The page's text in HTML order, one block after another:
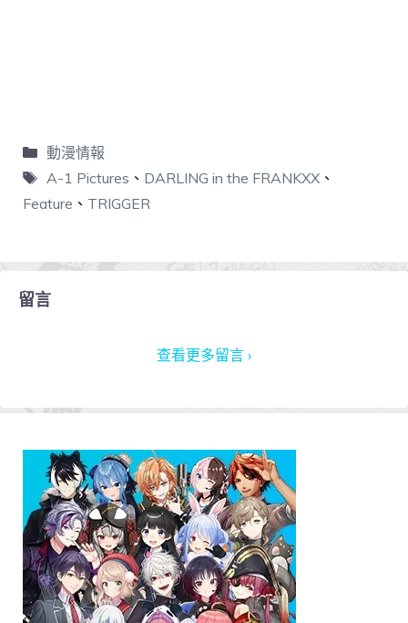
動漫情報
A-1 Pictures 、 DARLING in the FRANKXX、
Feature 、 TRIGGER
留言
查看更多留言 ›